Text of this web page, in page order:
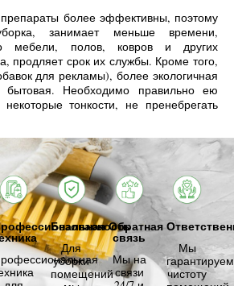
более эффективны, поэтому
занимает меньше времени,
мебели, полов, ковров и других
продляет срок их службы. Кроме того,
для рекламы), более экологичная
Необходимо правильно ею
некоторые тонкости, не пренебрегать
Безопасность
Для
уборки
помещений
Обратная
связь
Мы на
связи
Мы
гарантируем
чистоту